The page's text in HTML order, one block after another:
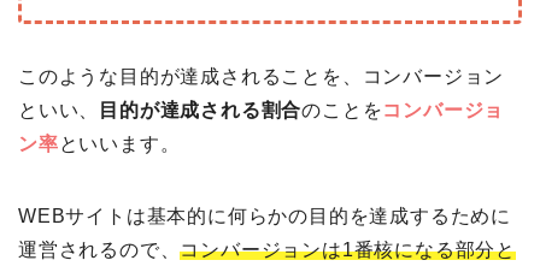
このような目的が達成されることを、コンバージョン
といい、
目的が達成される割合のことをコンバージョ
ン率といいます。
WEBサイトは基本的に何らかの目的を達成するために
運営されるので、コンバージョンは1番核になる部分と